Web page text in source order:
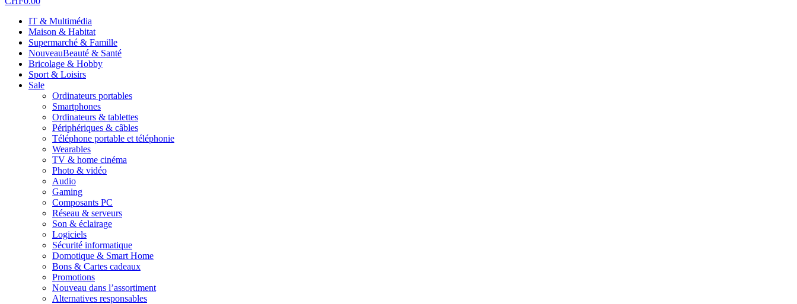
IT & Multimédia
Maison & Habitat
Supermarché & Famille
NouveauBeauté & Santé
Bricolage & Hobby
Sport & Loisirs
Sale
Ordinateurs portables
Smartphones
Ordinateurs & tablettes
Périphériques & câbles
Téléphone portable et téléphonie
Wearables
TV & home cinéma
Photo & vidéo
Audio
Gaming
Composants PC
Réseau & serveurs
Son & éclairage
Logiciels
Sécurité informatique
Domotique & Smart Home
Bons & Cartes cadeaux
Promotions
Nouveau dans l’assortiment
Alternatives responsables